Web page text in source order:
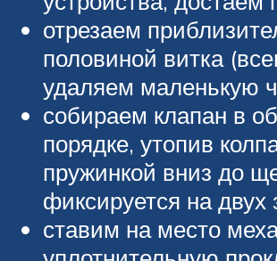
отрезаем
половиной витка
удаляем маленькую
собираем клапан в
порядке, утопив
пружинкой вниз до
фиксируется на двух
ставим на место